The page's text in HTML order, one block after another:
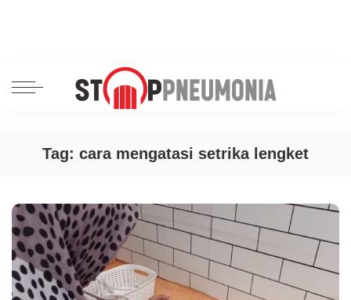
Tag: cara mengatasi setrika lengket